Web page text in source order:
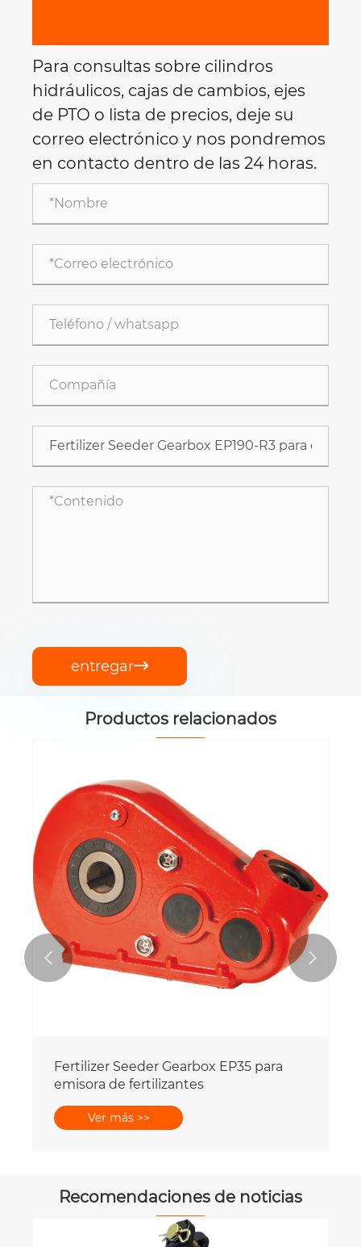
Para consultas sobre cilindros
hidráulicos, cajas de cambios, ejes
de PTO o lista de precios, deje su
correo electrónico y nos pondremos
en contacto dentro de las 24 horas.
entregar
Productos relacionados
Fertilizer Seeder Gearbox EP35 para
emisora de fertilizantes
Ver más >>
 
Recomendaciones de noticias